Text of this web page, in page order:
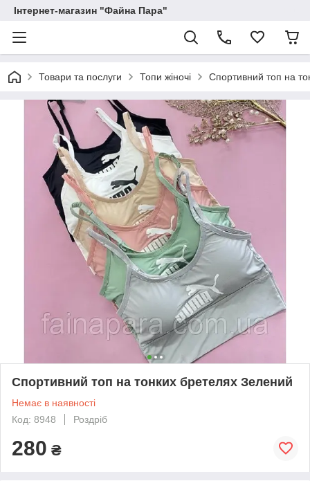
Інтернет-магазин "Файна Пара"
Товари та послуги Топи жіночі Спортивний топ на
Спортивний топ на тонких бретелях Зелений
Немає в наявності
Код: 8948
Роздріб
280 ₴